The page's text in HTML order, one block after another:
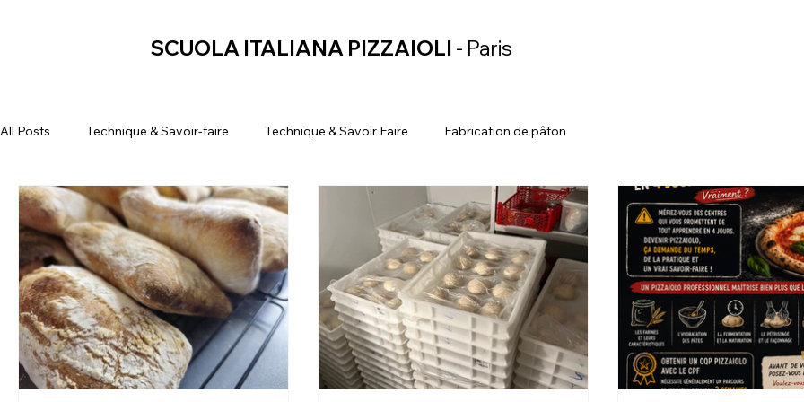
SCUOLA ITALIANA PIZZAIOLI - Paris
All Posts Technique & Savoir-faire Technique & Savoir Faire Fabrication de pâton